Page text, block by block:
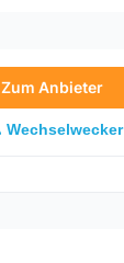
Zum Anbieter
Wechselwecker